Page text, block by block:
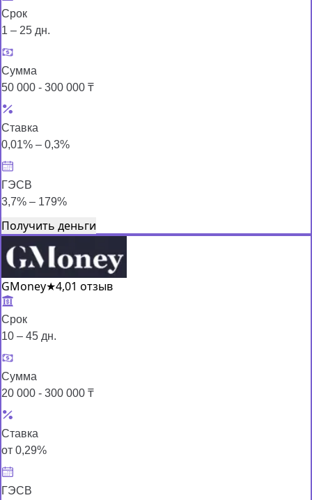
Срок
1 – 25 дн.
Сумма
50 000 - 300 000 ₸
Ставка
0,01% – 0,3%
ГЭСВ
3,7% – 179%
Получить деньги
GMoney★4,01 отзыв
Срок
10 – 45 дн.
Сумма
20 000 - 300 000 ₸
Ставка
от 0,29%
ГЭСВ